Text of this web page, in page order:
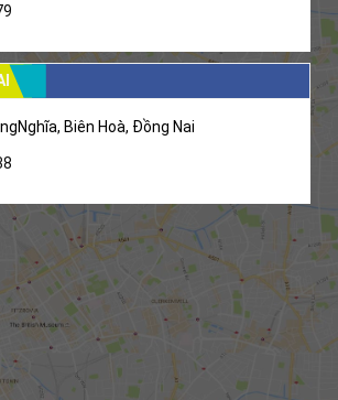
Biên Hoà, Đồng Nai